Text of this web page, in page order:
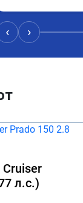
Самое заметное -
отзываться на
эластичный.
Рекомендую!
‹ ›
л.с.)